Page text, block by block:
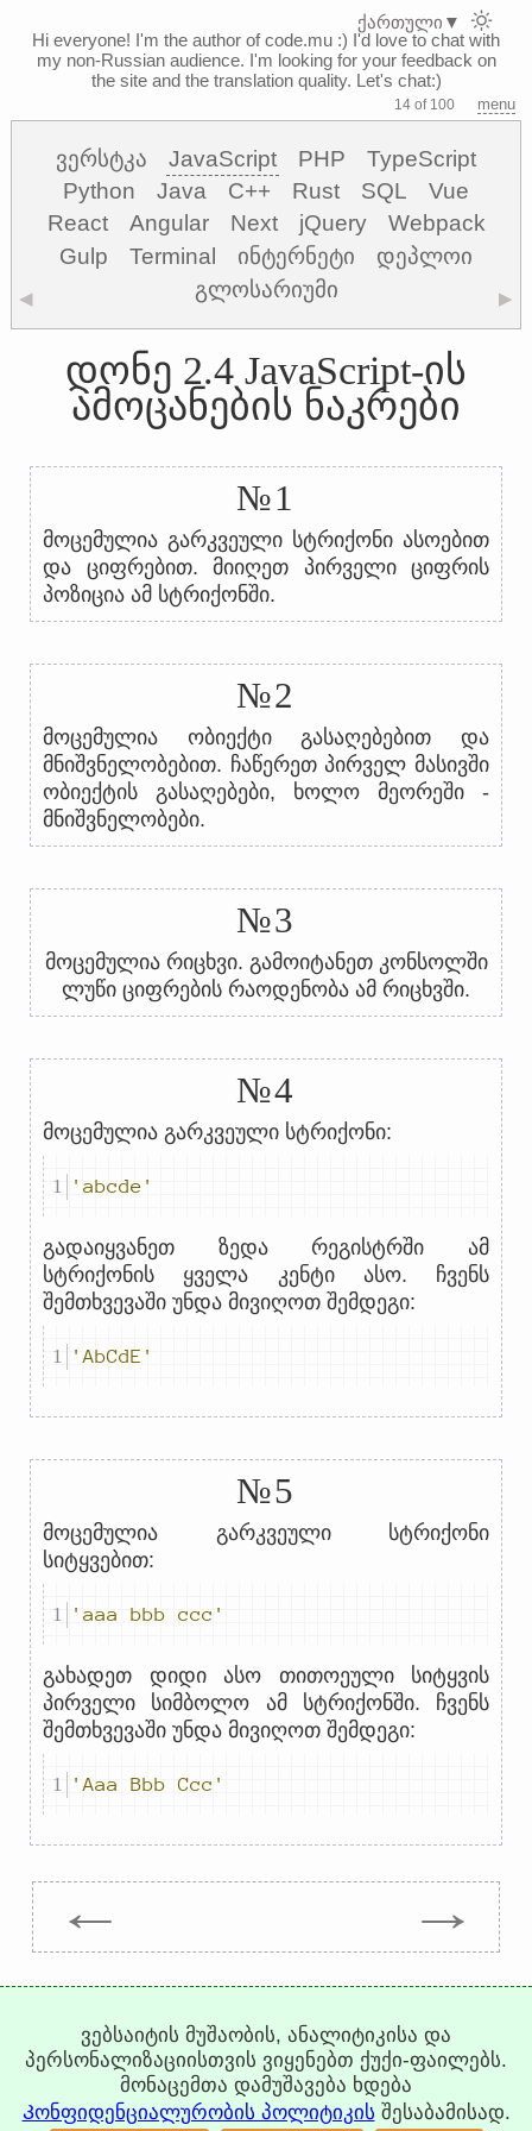
Hi everyone! I'm the author of code.mu :) I'd love to chat with
my non-Russian audience. I'm looking for your feedback on
the site and the translation quality. Let's chat:)
14 of 100 menu
ვერსტკა JavaScript PHP
TypeScript
Python
Java C++ Rust SQL
Vue
React
Angular Next jQuery
Webpack
Gulp
Terminal ინტერნეტი
დეპლოი
გლოსარიუმი
◀ ▶
დონე 2.4 JavaScript-ის
ამოცანების ნაკრები
№1
მოცემულია გარკვეული სტრიქონი ასოებით
და ციფრებით. მიიღეთ პირველი ციფრის
პოზიცია ამ სტრიქონში.
№2
მოცემულია ობიექტი გასაღებებით და
მნიშვნელობებით. ჩაწერეთ პირველ მასივში
ობიექტის გასაღებები, ხოლო მეორეში -
მნიშვნელობები.
№3
მოცემულია რიცხვი. გამოიტანეთ კონსოლში
ლუწი ციფრების რაოდენობა ამ რიცხვში.
№4
მოცემულია გარკვეული სტრიქონი:
'abcde'
გადაიყვანეთ ზედა რეგისტრში ამ
სტრიქონის ყველა კენტი ასო. ჩვენს
შემთხვევაში უნდა მივიღოთ შემდეგი:
'AbCdE'
№5
მოცემულია გარკვეული სტრიქონი
სიტყვებით:
'aaa bbb ccc'
გახადეთ დიდი ასო თითოეული სიტყვის
პირველი სიმბოლო ამ სტრიქონში. ჩვენს
შემთხვევაში უნდა მივიღოთ შემდეგი:
'Aaa Bbb Ccc'
← →
t.me/trepachev_dmitry
კონფიდენციალურობის პოლიტიკა
კუკიების
კონფიგურაცია
ქართული ▼
ვებსაიტის მუშაობის, ანალიტიკისა და
პერსონალიზაციისთვის ვიყენებთ ქუქი-ფაილებს.
მონაცემთა დამუშავება ხდება
Კონფიდენციალურობის პოლიტიკის შესაბამისად.